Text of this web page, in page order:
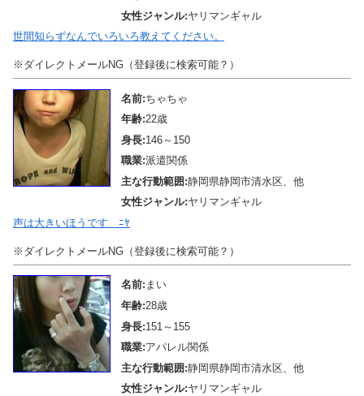
女性ジャンル:ヤリマンギャル
世間知らずなんでいろいろ教えてください。
※ダイレクトメールNG（登録後に検索可能？）
名前:ちゃちゃ
年齢:22歳
身長:146～150
職業:派遣関係
主な行動範囲:静岡県静岡市清水区、他
女性ジャンル:ヤリマンギャル
声は大きいほうです ﾆﾔ
※ダイレクトメールNG（登録後に検索可能？）
名前: まい
年齢:28歳
身長:151～155
職業:アパレル関係
主な行動範囲:静岡県静岡市清水区、他
女性ジャンル:ヤリマンギャル